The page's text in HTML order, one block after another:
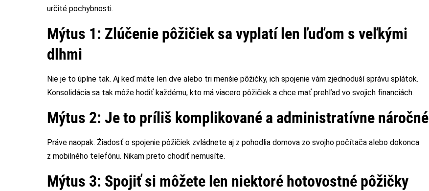
určité pochybnosti.
Mýtus 1: Zlúčenie pôžičiek sa vyplatí len ľuďom s veľkými
dlhmi
Nie je to úplne tak. Aj keď máte len dve alebo tri menšie pôžičky, ich spojenie vám zjednoduší správu splátok.
Konsolidácia sa tak môže hodiť každému, kto má viacero pôžičiek a chce mať prehľad vo svojich financiách.
Mýtus 2: Je to príliš komplikované a administratívne náročné
Práve naopak. Žiadosť o spojenie pôžičiek zvládnete aj z pohodlia domova zo svojho počítača alebo dokonca
z mobilného telefónu. Nikam preto chodiť nemusíte.
Mýtus 3: Spojiť si môžete len niektoré hotovostné pôžičky